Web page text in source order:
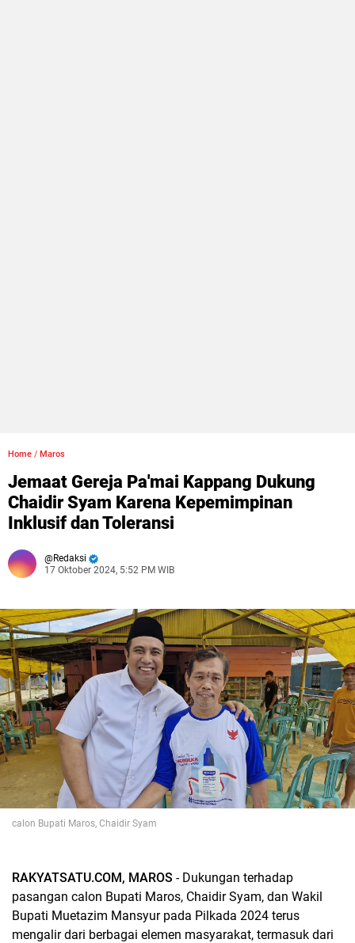
Home / Maros
Jemaat Gereja Pa'mai Kappang Dukung
Chaidir Syam Karena Kepemimpinan
Inklusif dan Toleransi
Redaksi
17 Oktober 2024, 5:52 PM WIB
calon Bupati Maros, Chaidir Syam
RAKYATSATU.COM, MAROS - Dukungan terhadap
pasangan calon Bupati Maros, Chaidir Syam, dan Wakil
Bupati Muetazim Mansyur pada Pilkada 2024 terus
mengalir dari berbagai elemen masyarakat, termasuk dari